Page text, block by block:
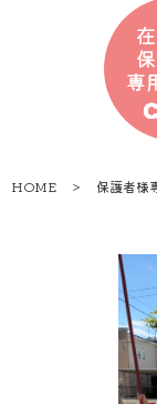
HOME ＞ 保護者様